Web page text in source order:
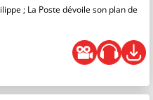
; La Poste dévoile son plan de